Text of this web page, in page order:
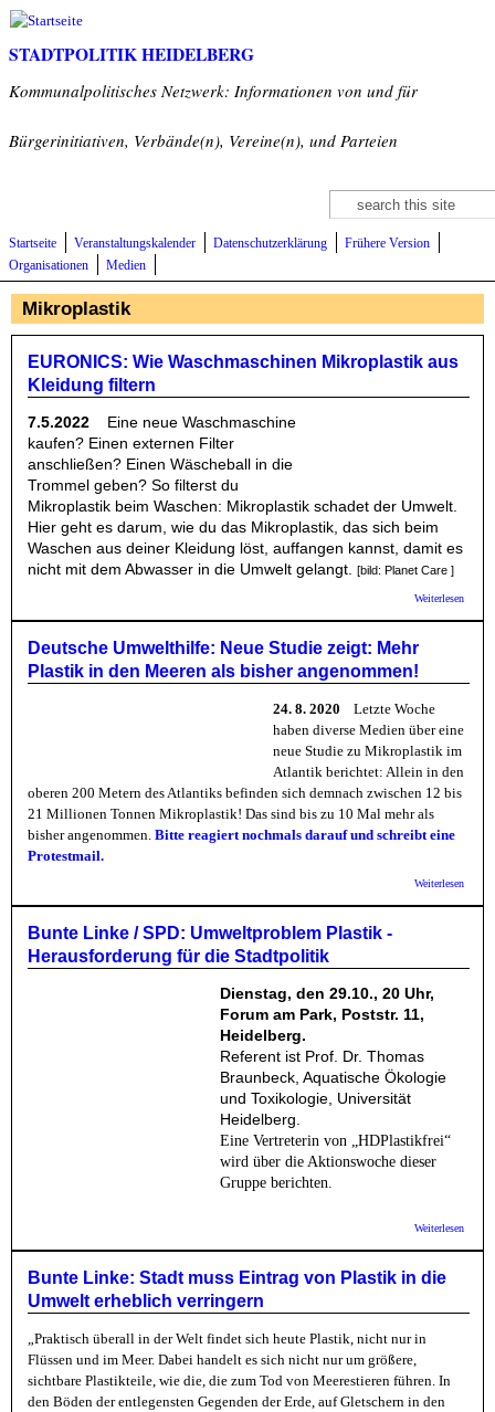
Direkt zum Inhalt
STADTPOLITIK HEIDELBERG
Kommunalpolitisches Netzwerk: Informationen von und für
Bürgerinitiativen, Verbände(n), Vereine(n), und Parteien
Suchformular
Suche
Startseite Veranstaltungskalender Datenschutzerklärung
Frühere Version
Organisationen
Medien
Mikroplastik
EURONICS: Wie Waschmaschinen Mikroplastik aus
Kleidung filtern
7.5.2022
Eine neue Waschmaschine
kaufen? Einen externen Filter
anschließen? Einen Wäscheball in die
Trommel geben? So filterst du
Mikroplastik beim Waschen: Mikroplastik schadet der Umwelt.
Hier geht es darum, wie du das Mikroplastik, das sich beim
Waschen aus deiner Kleidung löst, auffangen kannst, damit es
nicht mit dem Abwasser in die Umwelt gelangt.
[bild: Planet Care ]
Weiterlesen
Wie
filtern
Deutsche Umwelthilfe: Neue Studie zeigt: Mehr
Plastik in den Meeren als bisher angenommen!
24. 8. 2020 Letzte Woche
haben diverse Medien über eine
neue Studie zu Mikroplastik im
Atlantik berichtet: Allein in den
oberen 200 Metern des Atlantiks befinden sich demnach zwischen 12 bis
21 Millionen Tonnen Mikroplastik! Das sind bis zu 10 Mal mehr als
bisher angenommen. Bitte reagiert nochmals darauf und schreibt eine
Protestmail.
Weiterlesen
Neue
bisher
Bunte Linke / SPD: Umweltproblem Plastik -
Herausforderung für die Stadtpolitik
Dienstag, den 29.10., 20 Uhr,
Forum am Park, Poststr. 11,
Heidelberg.
Referent ist Prof. Dr. Thomas
Braunbeck, Aquatische Ökologie
und Toxikologie, Universität
Heidelberg.
Eine Vertreterin von „HDPlastikfrei“
wird über die Aktionswoche dieser
Gruppe berichten.
Weiterlesen
Bunte Linke: Stadt muss Eintrag von Plastik in die
Umwelt erheblich verringern
„Praktisch überall in der Welt findet sich heute Plastik, nicht nur in
Flüssen und im Meer. Dabei handelt es sich nicht nur um größere,
sichtbare Plastikteile, wie die, die zum Tod von Meerestieren führen. In
den Böden der entlegensten Gegenden der Erde, auf Gletschern in den